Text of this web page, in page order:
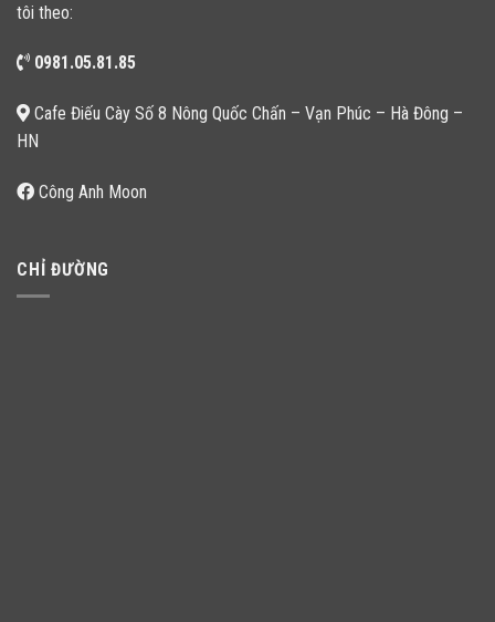
tôi theo:
0981.05.81.85
Cafe Điếu Cày Số 8 Nông Quốc Chấn – Vạn Phúc – Hà Đông –
HN
Công Anh Moon
CHỈ ĐƯỜNG